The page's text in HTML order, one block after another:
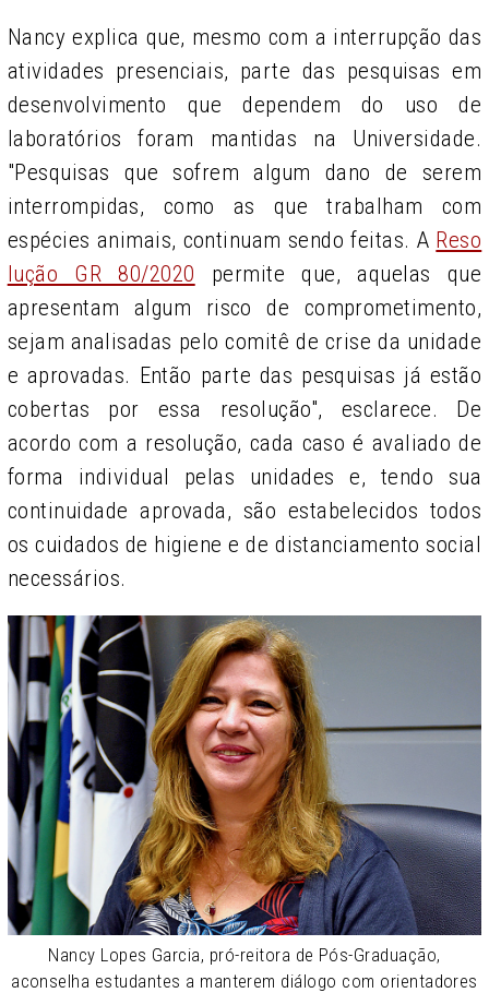
Nancy explica que, mesmo com a interrupção das
atividades presenciais, parte das pesquisas em
desenvolvimento que dependem do uso de
laboratórios foram mantidas na Universidade.
"Pesquisas que sofrem algum dano de serem
interrompidas, como as que trabalham com
espécies animais, continuam sendo feitas. A Reso
lução GR 80/2020 permite que, aquelas que
apresentam algum risco de comprometimento,
sejam analisadas pelo comitê de crise da unidade
e aprovadas. Então parte das pesquisas já estão
cobertas por essa resolução", esclarece. De
acordo com a resolução, cada caso é avaliado de
forma individual pelas unidades e, tendo sua
continuidade aprovada, são estabelecidos todos
os cuidados de higiene e de distanciamento social
necessários.
Nancy Lopes Garcia, pró-reitora de Pós-Graduação,
aconselha estudantes a manterem diálogo com orientadores